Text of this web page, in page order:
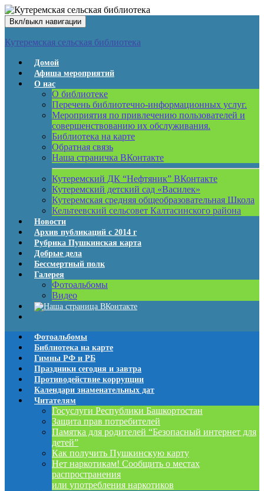
Вкл/выкл навигации
Кутеремская сельская библиотека
Домой
Афиша мероприятий
О нас
О библиотеке
Перечень библиотечно-информационных услуг.
Мероприятия по привлечению пользователей и
совершенствованию их обслуживания.
Библиотека на карте
Обратная связь
Наша страничка ВКонтакте
Кутеремский ДК “Нефтяник” ВКонтакте
Кутеремский детский сад «Василек»
Кутеремская средняя общеобразовательная Школа
Кельтеевский сельсовет Калтасинского района
Новости
Архив публикаций с 2014 г
Рубрика Пушкинская карта
Добрые дела
Бессмертный полк
Галерея
Фотоальбомы
Видео
Фотоальбомы
Библиотека на карте
Гимны РФ и РБ
Праздники сегодня и завтра
Противодействие коррупции
Календари знаменательных дат
Читателям
Госуслуги Республики Башкортостан
Защита прав потребителей
Памятка для родителей “Безопасный интернет для
детей”
Как получить Пушкинскую карту
Нет наркотикам! Сообщить о местах
распространения
или употребления наркотиков